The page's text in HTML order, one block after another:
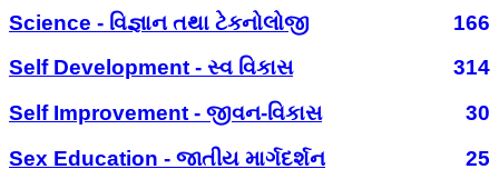
Science - વિજ્ઞાન તથા ટેકનોલોજી
166
Self Development - સ્વ વિકાસ
314
Self Improvement - જીવન-વિકાસ
30
Sex Education - જાતીય માર્ગદર્શન
25